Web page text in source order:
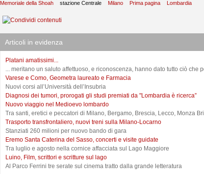
Memoriale della Shoah stazione Centrale Milano Prima pagina Lombardia
Articoli in evidenza
Platani amatissimi...
... meritano un saluto affettuoso, e riconoscenza, hanno dato tutto ciò
Varese e Como, Geometra laureato e Farmacia
Nuovi corsi all’Università dell’Insubria
Diagnosi dei tumori, prorogati gli studi premiati da "Lombardia è ricerca”
Nuovo viaggio nel Medioevo lombardo
Tra santi, eretici e peccatori di Milano, Bergamo, Brescia, Lecco, Monza
Trasporto transfrontaliero, nuovi treni sulla Milano-Locarno
Stanziati 260 milioni per nuovo bando di gara
Eremo Santa Caterina del Sasso, concerti e visite guidate
Tra luglio e agosto nella cornice affacciata sul Lago Maggiore
Luino, Film, scrittori e scritture sul lago
Al Parco Ferrini tre serate sul cinema tratto dalla grande letteratura